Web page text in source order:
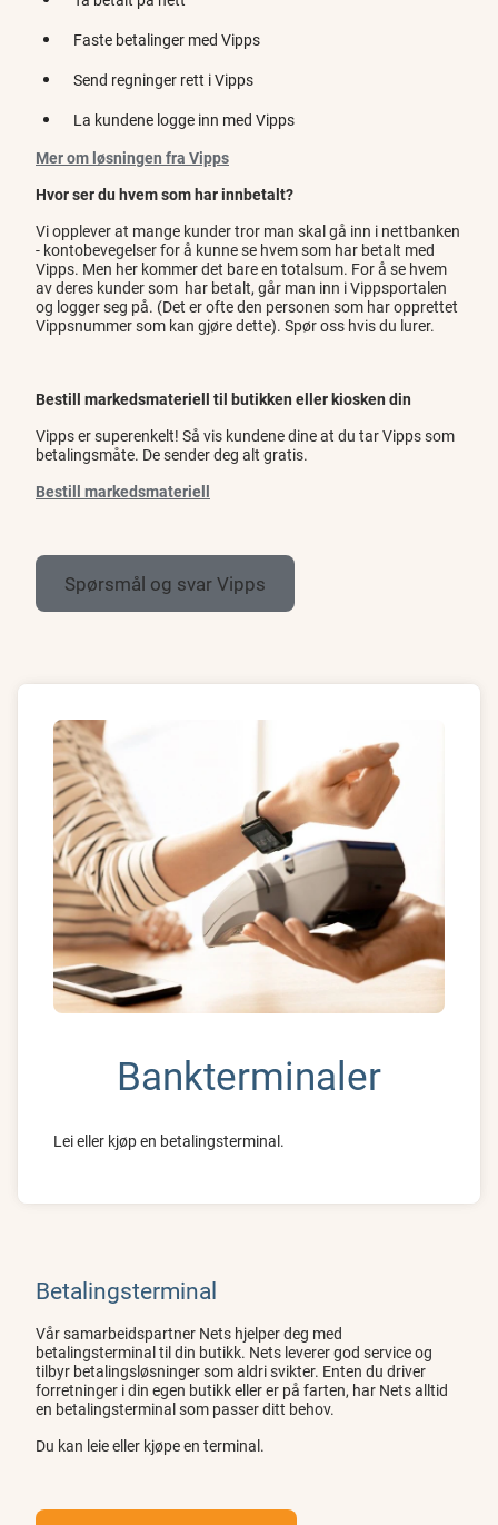
Faste betalinger med Vipps
Send regninger rett i Vipps
La kundene logge inn med Vipps
Mer om løsningen fra Vipps
Hvor ser du hvem som har innbetalt?
Vi opplever at mange kunder tror man skal gå inn i nettbanken
- kontobevegelser for å kunne se hvem som har betalt med
Vipps. Men her kommer det bare en totalsum. For å se hvem
av deres kunder som har betalt, går man inn i Vippsportalen
og logger seg på. (Det er ofte den personen som har opprettet
Vippsnummer som kan gjøre dette). Spør oss hvis du lurer.
Bestill markedsmateriell til butikken eller kiosken din
Vipps er superenkelt! Så vis kundene dine at du tar Vipps som
betalingsmåte. De sender deg alt gratis.
Bestill markedsmateriell
Spørsmål og svar Vipps
Bankterminaler
Lei eller kjøp en betalingsterminal.
Betalingsterminal
Vår samarbeidspartner Nets hjelper deg med
betalingsterminal til din butikk. Nets leverer god service og
tilbyr betalingsløsninger som aldri svikter. Enten du driver
forretninger i din egen butikk eller er på farten, har Nets alltid
en betalingsterminal som passer ditt behov.
Du kan leie eller kjøpe en terminal.